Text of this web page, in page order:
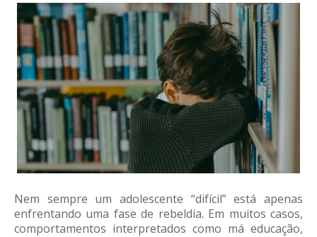
Nem sempre um adolescente “difícil” está apenas
enfrentando uma fase de rebeldia. Em muitos casos,
comportamentos interpretados como má educação,